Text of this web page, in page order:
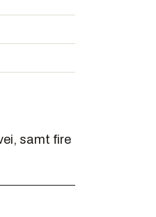
samt fire